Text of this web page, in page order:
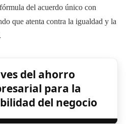
del acuerdo único con
que atenta contra la igualdad y la
del ahorro
para la
del negocio